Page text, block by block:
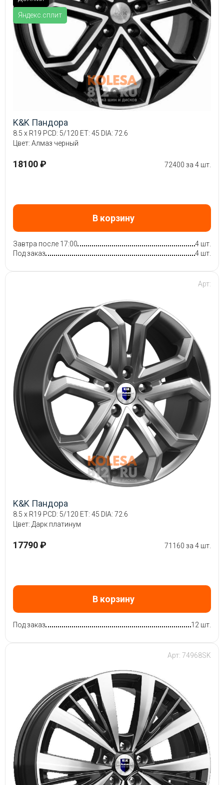
Яндекс.сплит
K&K Пандора
8.5 x R19 PCD: 5/120 ET: 45 DIA: 72.6
Цвет: Алмаз черный
18100 ₽ 72400 за 4 шт.
В корзину
Завтра после 17:00
4 шт.
Под заказ
4 шт.
Арт:
K&K Пандора
8.5 x R19 PCD: 5/120 ET: 45 DIA: 72.6
Цвет: Дарк платинум
17790 ₽ 71160 за 4 шт.
В корзину
Под заказ 12 шт.
Арт: 74968SK